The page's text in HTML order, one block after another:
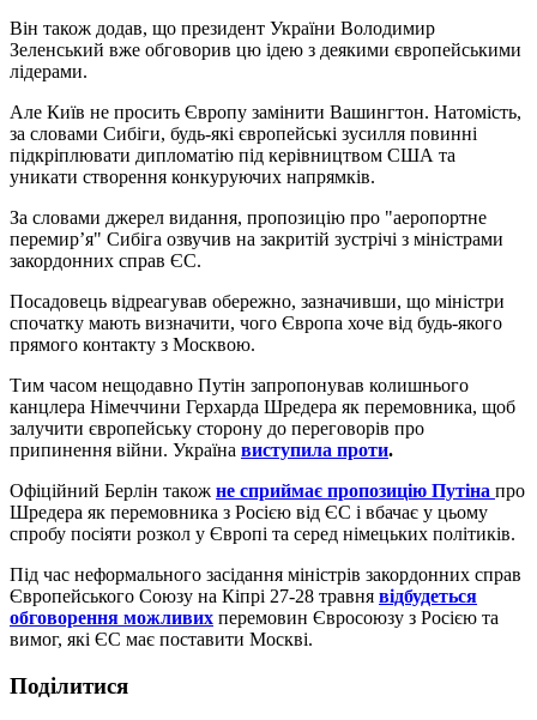
Він також додав, що президент України Володимир
Зеленський вже обговорив цю ідею з деякими європейськими
лідерами.
Але Київ не просить Європу замінити Вашингтон. Натомість,
за словами Сибіги, будь-які європейські зусилля повинні
підкріплювати дипломатію під керівництвом США та
уникати створення конкуруючих напрямків.
За словами джерел видання, пропозицію про "аеропортне
перемир’я" Сибіга озвучив на закритій зустрічі з міністрами
закордонних справ ЄС.
Посадовець відреагував обережно, зазначивши, що міністри
спочатку мають визначити, чого Європа хоче від будь-якого
прямого контакту з Москвою.
Тим часом нещодавно Путін запропонував колишнього
канцлера Німеччини Герхарда Шредера як перемовника, щоб
залучити європейську сторону до переговорів про
припинення війни. Україна виступила проти.
Офіційний Берлін також не сприймає пропозицію Путіна про
Шредера як перемовника з Росією від ЄС і вбачає у цьому
спробу посіяти розкол у Європі та серед німецьких політиків.
Під час неформального засідання міністрів закордонних справ
Європейського Союзу на Кіпрі 27-28 травня відбудеться
обговорення можливих перемовин Євросоюзу з Росією та
вимог, які ЄС має поставити Москві.
Поділитися